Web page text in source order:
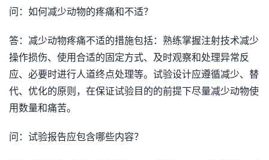
问：如何减少动物的疼痛和不适？
答：减少动物疼痛不适的措施包括：熟练掌握注射技术减少
操作损伤、使用合适的固定方式、及时观察和处理异常反
应、必要时进行人道终点处理等。试验设计应遵循减少、替
代、优化的原则，在保证试验目的的前提下尽量减少动物使
用数量和痛苦。
问：试验报告应包含哪些内容？